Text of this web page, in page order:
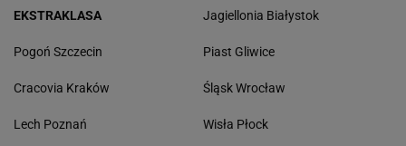
EKSTRAKLASA
Pogoń Szczecin
Cracovia Kraków
Lech Poznań
Jagiellonia Białystok
Piast Gliwice
Śląsk Wrocław
Wisła Płock